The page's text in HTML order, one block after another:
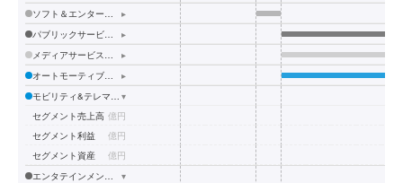
▸
▸
▸
▸
▾
セグメント売上高 億円
セグメント利益
億円
セグメント資産
億円
▾